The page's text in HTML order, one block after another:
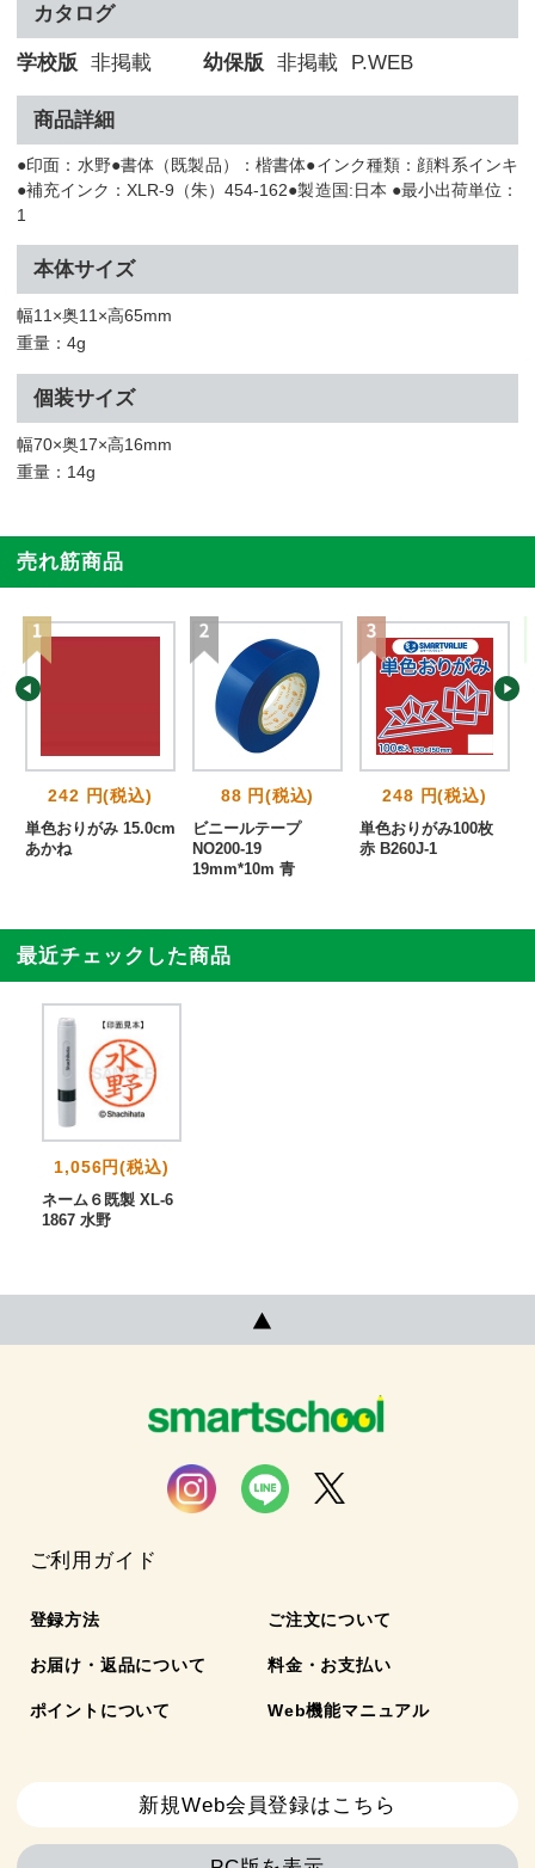
カタログ
学校版 非掲載 幼保版 非掲載 P.WEB
商品詳細
●印面：水野●書体（既製品）：楷書体●インク種類：顔料系インキ
●補充インク：XLR-9（朱）454-162●製造国:日本 ●最小出荷単位：
1
本体サイズ
幅11×奥11×高65mm
重量：4g
個装サイズ
幅70×奥17×高16mm
重量：14g
売れ筋商品
242 円(税込)
単色おりがみ 15.0cm
あかね
88 円(税込)
ビニールテープ
NO200-19
19mm*10m 青
248 円(税込)
単色おりがみ100枚
赤 B260J-1
最近チェックした商品
1,056円(税込)
ネーム６既製 XL-6
1867 水野
ご利用ガイド
登録方法 ご注文について
お届け・返品について 料金・お支払い
ポイントについて Web機能マニュアル
新規Web会員登録はこちら